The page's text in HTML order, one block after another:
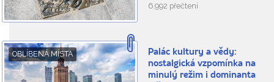
6.992 přečtení
OBLÍBENÁ MÍSTA
Palác kultury a vědy:
nostalgická vzpomínka na
minulý režim i dominanta